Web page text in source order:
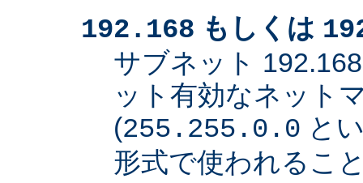
192.168 もしくは
サブネット
ット有効なネット
(255.255.0.0 と
形式で使われるこ